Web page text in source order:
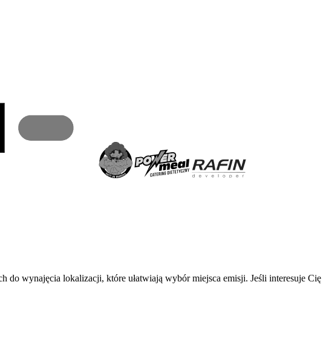
do wynajęcia lokalizacji, które ułatwiają wybór miejsca emisji. Jeśli interesuje Cię